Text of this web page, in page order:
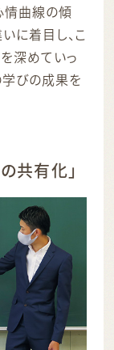
情曲線の傾
に着目し、こ
深めていっ
学びの成果を
共有化」